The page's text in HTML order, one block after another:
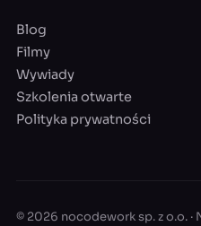
Blog
Filmy
Wywiady
Szkolenia otwarte
Polityka prywatności
© 2026 nocodework sp. z o.o. ·